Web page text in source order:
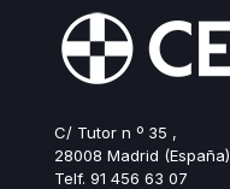
C/ Tutor n º 35 ,
28008 Madrid (España)
Telf. 91 456 63 07